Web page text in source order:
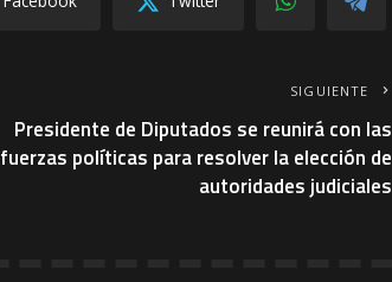
SIGUIENTE
Presidente de Diputados se reunirá con las
fuerzas políticas para resolver la elección de
autoridades judiciales